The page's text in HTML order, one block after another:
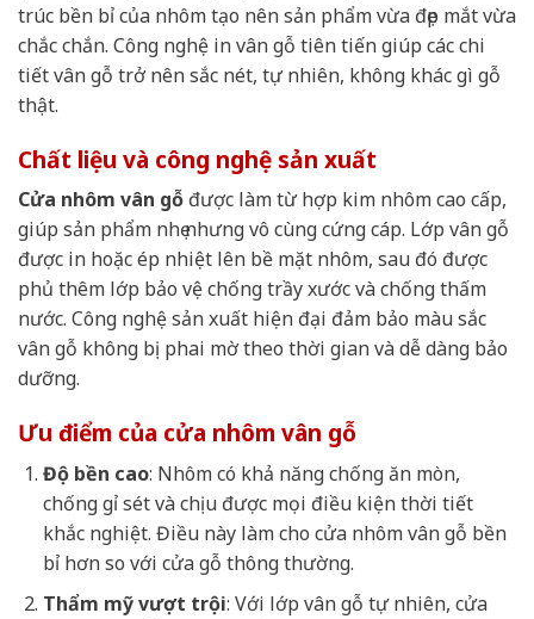
trúc bền bỉ của nhôm tạo nên sản phẩm vừa đẹp mắt vừa
chắc chắn. Công nghệ in vân gỗ tiên tiến giúp các chi
tiết vân gỗ trở nên sắc nét, tự nhiên, không khác gì gỗ
thật.
Chất liệu và công nghệ sản xuất
Cửa nhôm vân gỗ được làm từ hợp kim nhôm cao cấp,
giúp sản phẩm nhẹ nhưng vô cùng cứng cáp. Lớp vân gỗ
được in hoặc ép nhiệt lên bề mặt nhôm, sau đó được
phủ thêm lớp bảo vệ chống trầy xước và chống thấm
nước. Công nghệ sản xuất hiện đại đảm bảo màu sắc
vân gỗ không bị phai mờ theo thời gian và dễ dàng bảo
dưỡng.
Ưu điểm của cửa nhôm vân gỗ
Độ bền cao: Nhôm có khả năng chống ăn mòn,
chống gỉ sét và chịu được mọi điều kiện thời tiết
khắc nghiệt. Điều này làm cho cửa nhôm vân gỗ bền
bỉ hơn so với cửa gỗ thông thường.
Thẩm mỹ vượt trội: Với lớp vân gỗ tự nhiên, cửa